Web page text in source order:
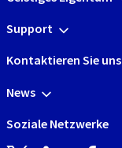
Support
Kontaktieren Sie uns
News
Soziale Netzwerke